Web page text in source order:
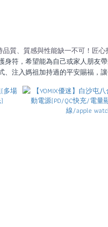
質、質感與性能缺一不可！匠
符，希望能為自己或家人朋友
注入媽祖加持過的平安賜福，